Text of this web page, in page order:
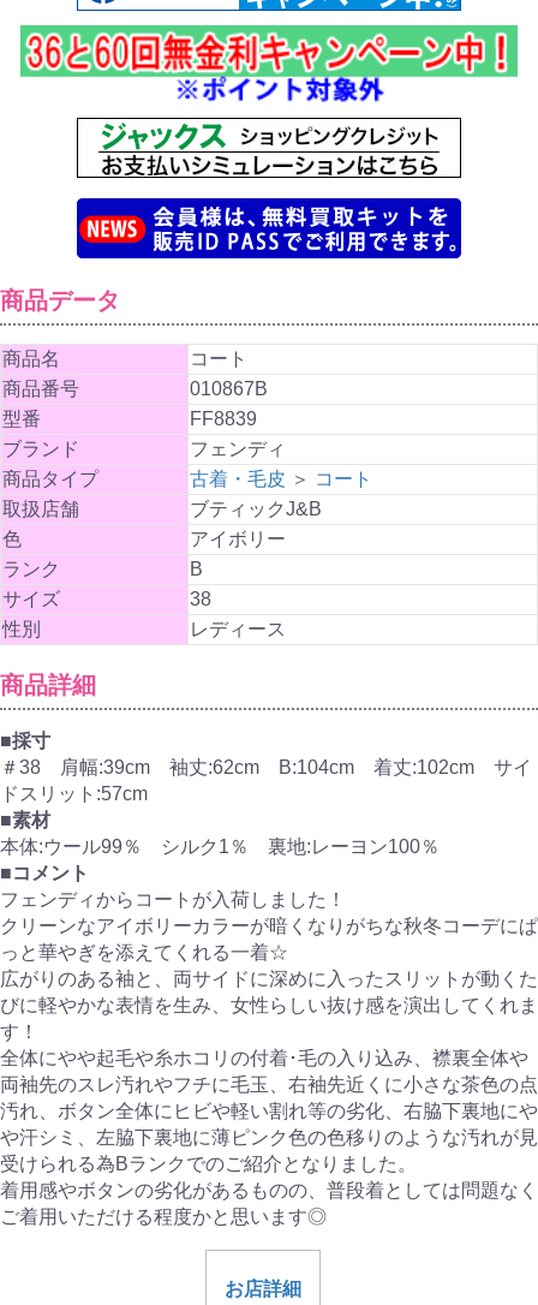
商品データ
商品名
コート
商品番号
010867B
型番
FF8839
ブランド
フェンディ
商品タイプ
古着・毛皮 ＞ コート
取扱店舗
ブティックJ&B
色
アイボリー
ランク
B
サイズ
38
性別
レディース
商品詳細
■採寸
＃38 肩幅:39cm 袖丈:62cm B:104cm 着丈:102cm サイ
ドスリット:57cm
■素材
本体:ウール99％ シルク1％ 裏地:レーヨン100％
■コメント
フェンディからコートが入荷しました！
クリーンなアイボリーカラーが暗くなりがちな秋冬コーデにぱ
っと華やぎを添えてくれる一着☆
広がりのある袖と、両サイドに深めに入ったスリットが動くた
びに軽やかな表情を生み、女性らしい抜け感を演出してくれま
す！
全体にやや起毛や糸ホコリの付着･毛の入り込み、襟裏全体や
両袖先のスレ汚れやフチに毛玉、右袖先近くに小さな茶色の点
汚れ、ボタン全体にヒビや軽い割れ等の劣化、右脇下裏地にや
や汗シミ、左脇下裏地に薄ピンク色の色移りのような汚れが見
受けられる為Bランクでのご紹介となりました。
着用感やボタンの劣化があるものの、普段着としては問題なく
ご着用いただける程度かと思います◎
お店詳細